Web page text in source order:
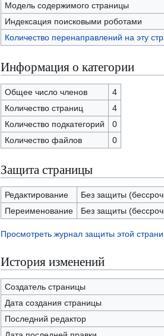
Модель содержимого страницы
Индексация поисковыми роботами
Количество перенаправлений на эту
Информация о категории
Общее число членов
4
Количество страниц
4
Количество подкатегорий
0
Количество файлов
0
Защита страницы
Редактирование
Без защиты
Переименование
Без защиты
Просмотреть журнал защиты этой
История изменений
Создатель страницы
Дата создания страницы
Последний редактор